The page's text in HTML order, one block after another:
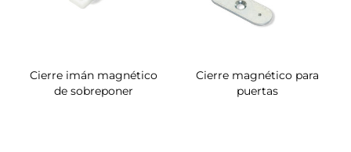
Cierre imán magnético
de sobreponer
Cierre magnético para
puertas